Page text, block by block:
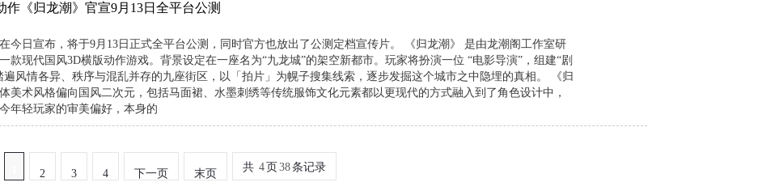
作《归龙潮》官宣9月13日全平台公测
在今日宣布，将于9月13日正式全平台公测，同时官方也放出了公测定档宣传片。 《归龙潮》 是由龙潮阁工作室研
款现代国风3D横版动作游戏。背景设定在一座名为“九龙城”的架空新都市。玩家将扮演一位 “电影导演”，组建“剧
遍风情各异、秩序与混乱并存的九座街区，以「拍片」为幌子搜集线索，逐步发掘这个城市之中隐埋的真相。 《归
美术风格偏向国风二次元，包括马面裙、水墨刺绣等传统服饰文化元素都以更现代的方式融入到了角色设计中，
年轻玩家的审美偏好，本身的
2 3 4 下一页 末页
共 4页 38条记录